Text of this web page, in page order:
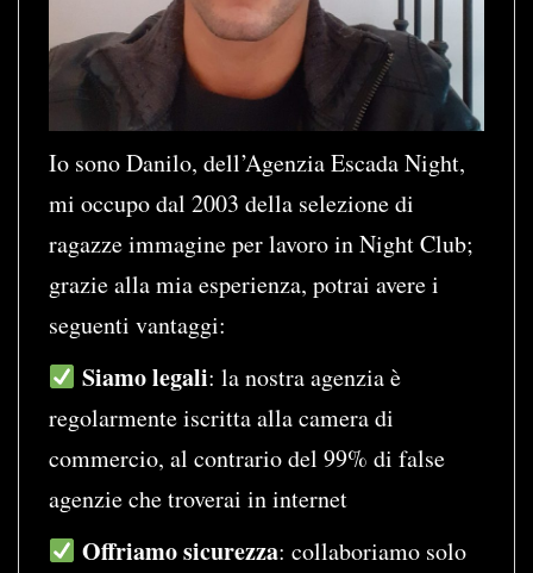
Io sono Danilo, dell’Agenzia Escada Night,
mi occupo dal 2003 della selezione di
ragazze immagine per lavoro in Night Club;
grazie alla mia esperienza, potrai avere i
seguenti vantaggi:
Siamo legali: la nostra agenzia è
regolarmente iscritta alla camera di
commercio, al contrario del 99% di false
agenzie che troverai in internet
Offriamo sicurezza: collaboriamo solo